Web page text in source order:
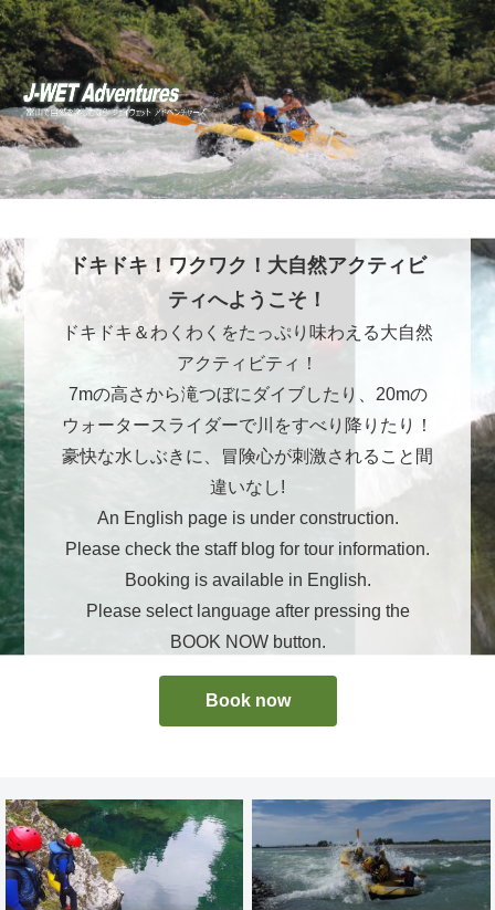
ドキドキ！ワクワク！大自然アクティビ
ティへようこそ！
ドキドキ＆わくわくをたっぷり味わえる大自然
アクティビティ！
7mの高さから滝つぼにダイブしたり、20mの
ウォータースライダーで川をすべり降りたり！
豪快な水しぶきに、冒険心が刺激されること間
違いなし!
An English page is under construction.
Please check the staff blog for tour information.
Booking is available in English.
Please select language after pressing the
BOOK NOW button.
Book now